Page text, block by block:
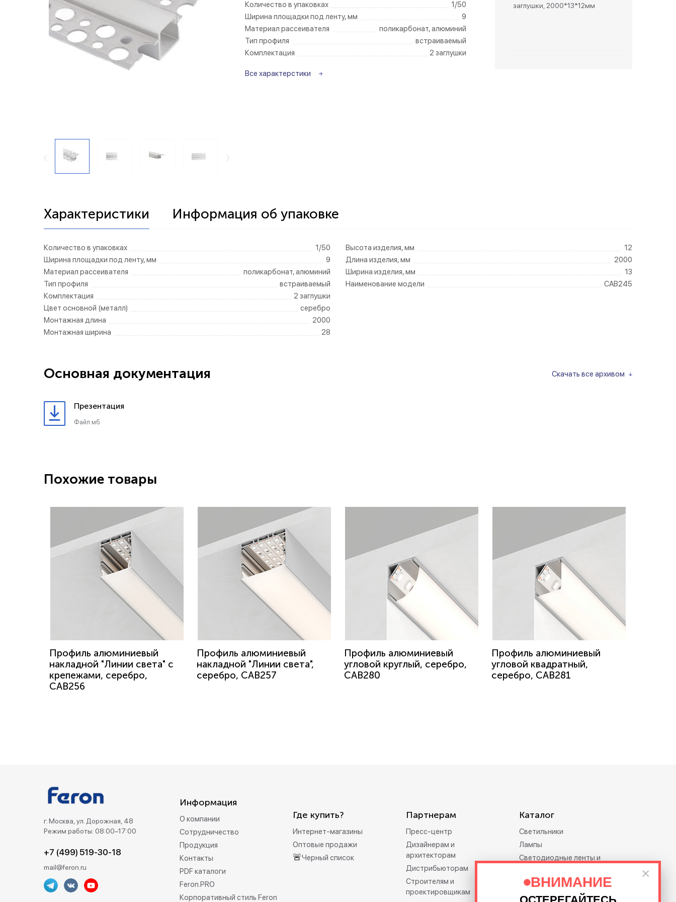
×
ВНИМАНИЕ
Беспроводные выключатели Беспроводные розетки
Контроллеры и реле 220в Розетки садово-парковые
Количество в упаковках
1/50
Ширина площадки под ленту, мм
9
Материал рассеивателя
поликарбонат, алюминий
Тип профиля
встраиваемый
Комплектация
2 заглушки
Все характерстики
заглушки, 2000*13*12мм
Характеристики Информация об упаковке
Количество в упаковках
1/50
Ширина площадки под ленту, мм
9
Материал рассеивателя
поликарбонат, алюминий
Тип профиля
встраиваемый
Комплектация
2 заглушки
Цвет основной (металл)
серебро
Монтажная длина
2000
Монтажная ширина
28
Высота изделия, мм
12
Длина изделия, мм
2000
Ширина изделия, мм
13
Наименование модели
CAB245
Скачать все архивом
Основная документация
Презентация
Файл мб.
Похожие товары
Профиль алюминиевый
накладной "Линии света" с
крепежами, серебро,
CAB256
Профиль алюминиевый
накладной "Линии света",
серебро, CAB257
Профиль алюминиевый
угловой круглый, серебро,
CAB280
Профиль алюминиевый
угловой квадратный,
серебро, CAB281
г. Москва, ул. Дорожная, 48
Режим работы: 08:00–17:00
+7 (499) 519-30-18
mail@feron.ru
Информация
О компании
Сотрудничество
Продукция
Контакты
PDF каталоги
Feron.PRO
Корпоративный стиль Feron
Где купить?
Интернет-магазины
Оптовые продажи
🚨Черный список
Партнерам
Пресс-центр
Дизайнерам и
архитекторам
Дистрибьюторам
Строителям и
проектировщикам
Каталог
Светильники
Лампы
Светодиодные ленты и
Электротовары
Праздничное освещение